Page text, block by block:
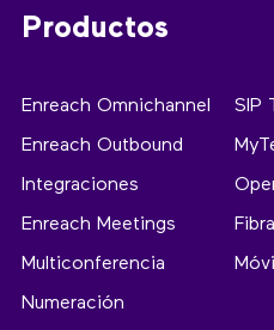
Productos
Enreach Omnichannel
Enreach Outbound
Integraciones
Enreach Meetings
Multiconferencia
Numeración
SIP
Fibra
Móvil